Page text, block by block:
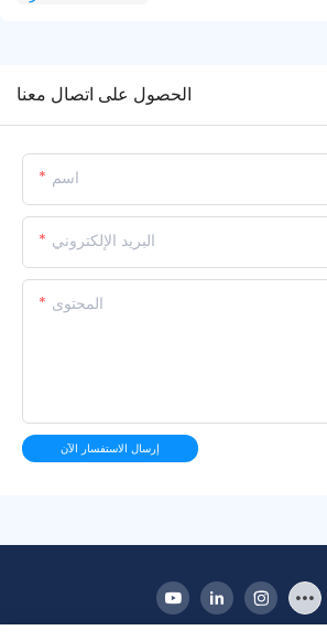
الحصول على اتصال معنا
اسم
البريد الإلكتروني
المحتوى
إرسال الاستفسار الآن